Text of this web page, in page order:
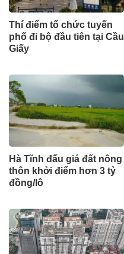
Thí điểm tổ chức tuyến
phố đi bộ đầu tiên tại Cầu
Giấy
Hà Tĩnh đấu giá đất nông
thôn khởi điểm hơn 3 tỷ
đồng/lô